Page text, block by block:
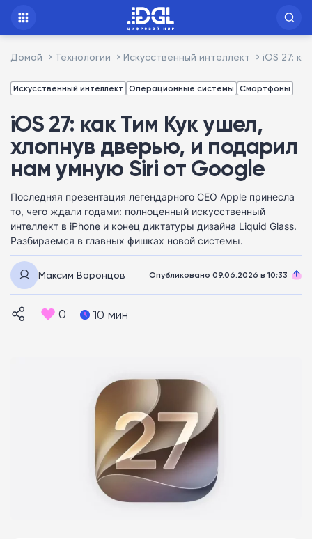
Домой Технологии Искусственный интеллект iOS 27:
Искусственный интеллект Операционные системы Смартфоны
iOS 27: как Тим Кук ушел,
хлопнув дверью, и подарил
нам умную Siri от Google
Последняя презентация легендарного CEO Apple принесла
то, чего ждали годами: полноценный искусственный
интеллект в iPhone и конец диктатуры дизайна Liquid Glass.
Разбираемся в главных фишках новой системы.
Максим Воронцов Опубликовано 09.06.2026 в 10:33
0 10 мин